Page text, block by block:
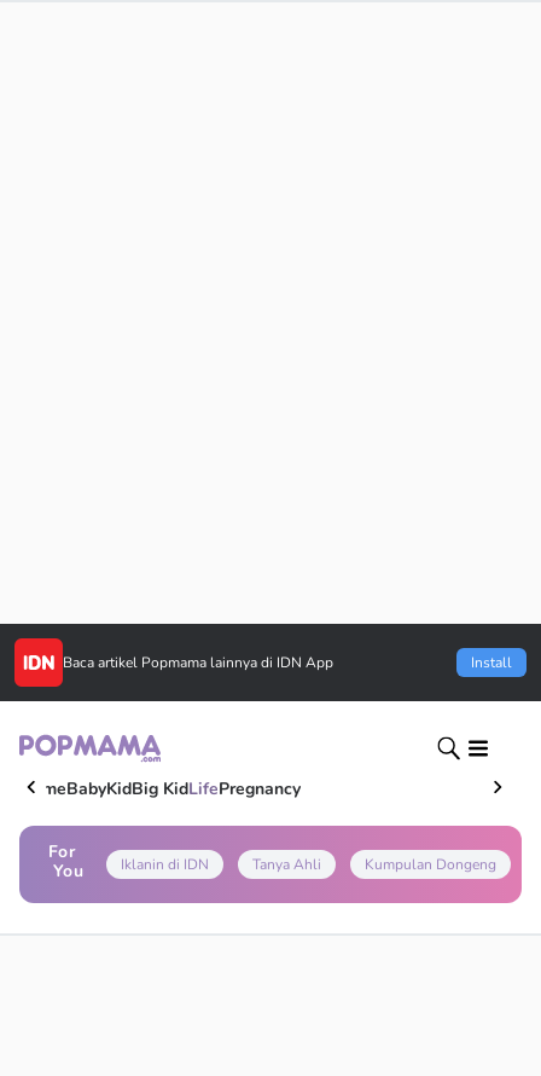
Baca artikel Popmama lainnya di IDN App Install
HomeBabyKidBig KidLifePregnancy
For
You
Iklanin di IDN Tanya Ahli Kumpulan Dongeng